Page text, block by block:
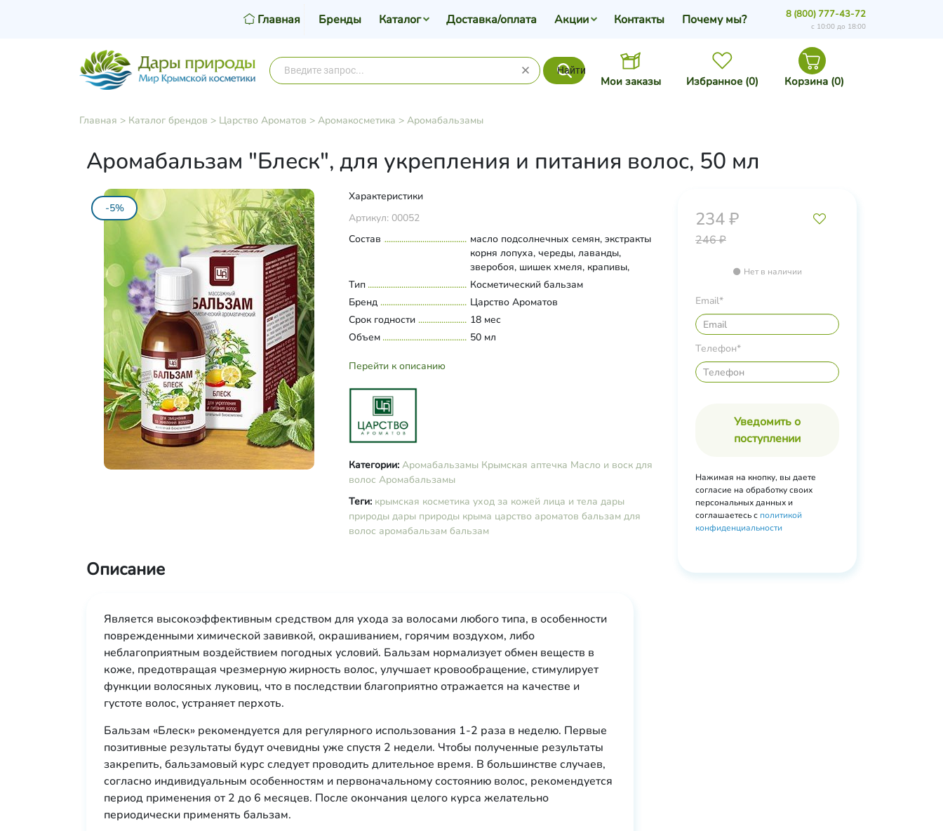
Найти
Мои заказы Избранное (0) Корзина (0)
Главная Бренды Каталог Доставка/оплата Акции Контакты Почему мы? 8 (800) 777-43-72
с 10:00 до 18:00
Главная > Каталог брендов > Царство Ароматов > Аромакосметика > Аромабальзамы
Аромабальзам "Блеск", для укрепления и питания волос, 50 мл
-5%
Характеристики
Артикул: 00052
Состав
масло подсолнечных семян, экстракты
корня лопуха, череды, лаванды,
зверобоя, шишек хмеля, крапивы,
перца красного; эфирные масла
розмарина, лимона, лаванды, кипариса.
Развернуть состав
Тип
Косметический бальзам
Бренд
Царство Ароматов
Срок годности
18 мес
Объем
50 мл
Перейти к описанию
Категории: Аромабальзамы Крымская аптечка Масло и воск для
волос Аромабальзамы
Теги: крымская косметика уход за кожей лица и тела дары
природы дары природы крыма царство ароматов бальзам для
волос аромабальзам бальзам
234 ₽
246 ₽
Нет в наличии
Email*
Телефон*
Уведомить о
поступлении
Нажимая на кнопку, вы даете
согласие на обработку своих
персональных данных и
соглашаетесь с политикой
конфиденциальности
Описание
Является высокоэффективным средством для ухода за волосами любого типа, в особенности
поврежденными химической завивкой, окрашиванием, горячим воздухом, либо
неблагоприятным воздействием погодных условий. Бальзам нормализует обмен веществ в
коже, предотвращая чрезмерную жирность волос, улучшает кровообращение, стимулирует
функции волосяных луковиц, что в последствии благоприятно отражается на качестве и
густоте волос, устраняет перхоть.
Бальзам «Блеск» рекомендуется для регулярного использования 1-2 раза в неделю. Первые
позитивные результаты будут очевидны уже спустя 2 недели. Чтобы полученные результаты
закрепить, бальзамовый курс следует проводить длительное время. В большинстве случаев,
согласно индивидуальным особенностям и первоначальному состоянию волос, рекомендуется
период применения от 2 до 6 месяцев. После окончания целого курса желательно
периодически применять бальзам.